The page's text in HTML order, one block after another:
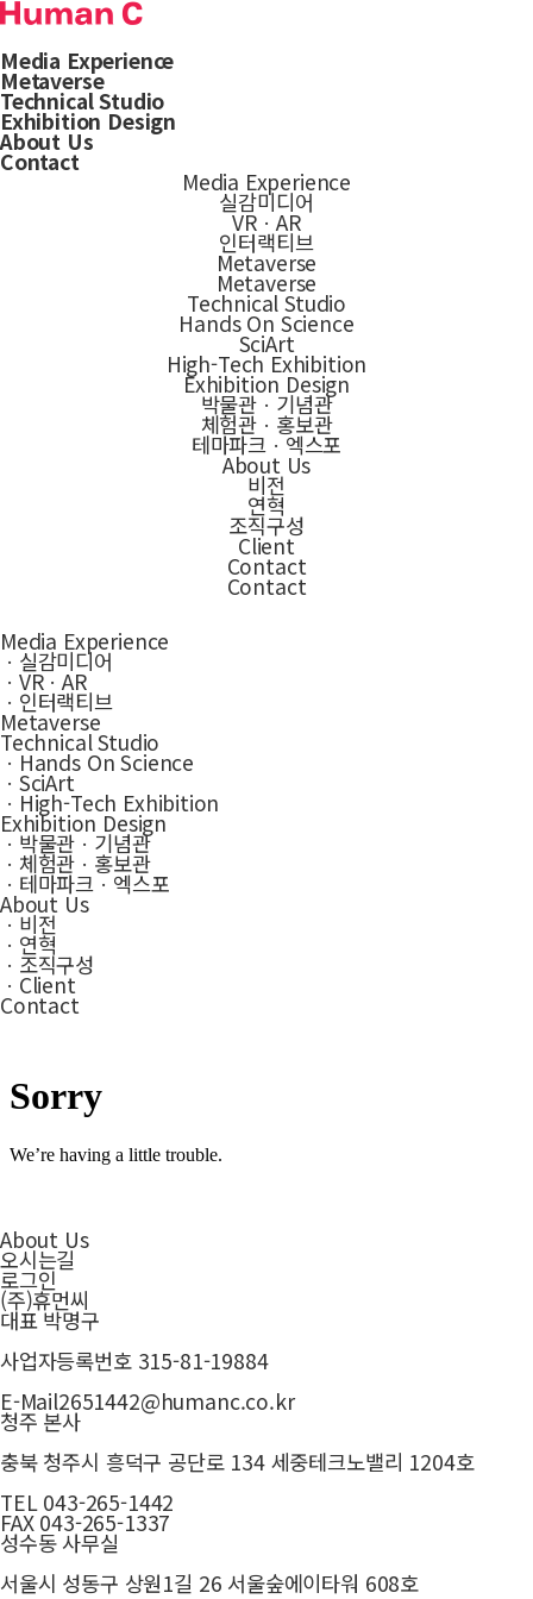
Media Experience
Metaverse
Technical Studio
Exhibition Design
About Us
Contact
Media Experience
실감미디어
VRㆍAR
인터랙티브
Metaverse
Metaverse
Technical Studio
Hands On Science
SciArt
High-Tech Exhibition
Exhibition Design
박물관ㆍ기념관
체험관ㆍ홍보관
테마파크ㆍ엑스포
About Us
비전
연혁
조직구성
Client
Contact
Contact
Media Experience
ㆍ실감미디어
ㆍVRㆍAR
ㆍ인터랙티브
Metaverse
Technical Studio
ㆍHands On Science
ㆍSciArt
ㆍHigh-Tech Exhibition
Exhibition Design
ㆍ박물관ㆍ기념관
ㆍ체험관ㆍ홍보관
ㆍ테마파크ㆍ엑스포
About Us
ㆍ비전
ㆍ연혁
ㆍ조직구성
ㆍClient
Contact
About Us
오시는길
로그인
(주)휴먼씨
대표박명구
사업자등록번호315-81-19884
E-Mail2651442@humanc.co.kr
청주 본사
충북 청주시 흥덕구 공단로 134 세중테크노밸리 1204호
TEL 043-265-1442
FAX043-265-1337
성수동 사무실
서울시 성동구 상원1길 26 서울숲에이타워 608호